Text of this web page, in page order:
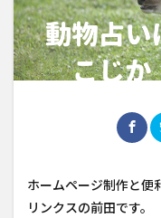
ホームページ制作と便
リンクスの前田です。